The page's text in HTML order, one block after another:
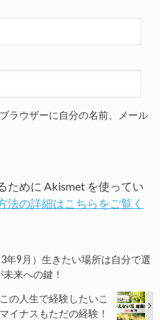
ラウザーに自分の名前、メール
ために Akismet を使ってい
法の詳細はこちらをご覧く
年9月）生きたい場所は自分で選
来への鍵！
の人生で経験したいこ
イナスもただの経験！